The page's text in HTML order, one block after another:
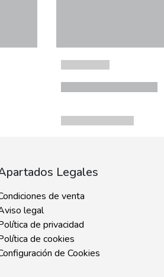
Legales
de venta
legal
de privacidad
de cookies
de Cookies